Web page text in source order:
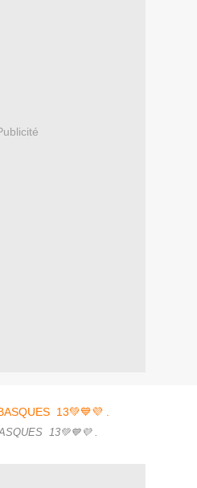
13💚💙💜 .